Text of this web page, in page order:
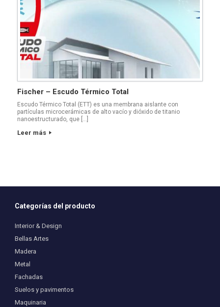
Fischer – Escudo Térmico Total
Escudo Térmico Total (ETT) es una membrana aislante con
partículas microcerámicas de alto vacío y dióxido de titanio
nanoestructurado, que […]
Leer más
Categorías del producto
Interior & Design
Bellas Artes
Madera
Metal
Fachadas
Suelos y pavimentos
Maquinaria